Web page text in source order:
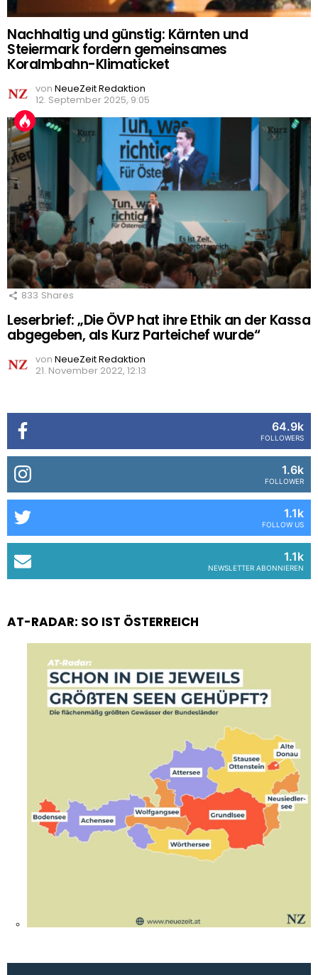
Nachhaltig und günstig: Kärnten und
Steiermark fordern gemeinsames
Koralmbahn-Klimaticket
von NeueZeit Redaktion
12. September 2025, 9:05
833 Shares
Leserbrief: „Die ÖVP hat ihre Ethik an der Kassa
abgegeben, als Kurz Parteichef wurde“
von NeueZeit Redaktion
21. November 2022, 12:13
64.9k
FOLLOWERS
1.6k
FOLLOWER
1.1k
FOLLOW US
1.1k
NEWSLETTER ABONNIEREN
AT-RADAR: SO IST ÖSTERREICH